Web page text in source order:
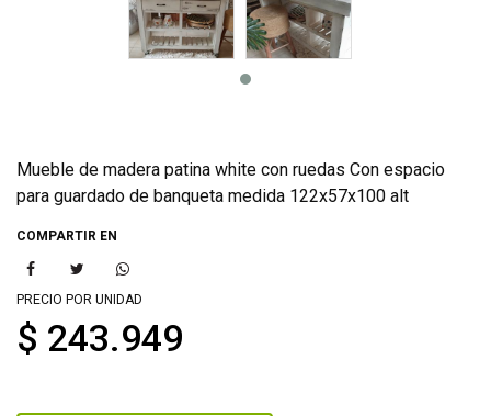
Mueble de madera patina white con ruedas Con espacio
para guardado de banqueta medida 122x57x100 alt
COMPARTIR EN
PRECIO POR UNIDAD
$ 243.949